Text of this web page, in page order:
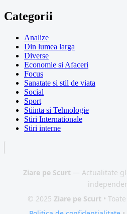
Categorii
Analize
Din lumea larga
Diverse
Economie si Afaceri
Focus
Sanatate si stil de viata
Social
Sport
Stiinta si Tehnologie
Stiri Internationale
Stiri interne
Ziare pe Scurt — Actualitate
© 2025 Ziare pe Scurt •